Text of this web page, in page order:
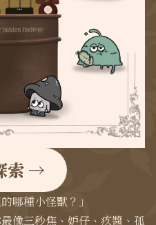
索 →
哪種小怪獸？」
像三秒焦、妒仔、疚醬、孤